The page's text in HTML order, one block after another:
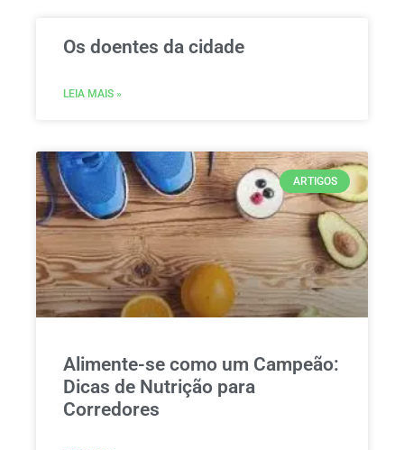
Os doentes da cidade
LEIA MAIS »
ARTIGOS
Alimente-se como um Campeão:
Dicas de Nutrição para
Corredores